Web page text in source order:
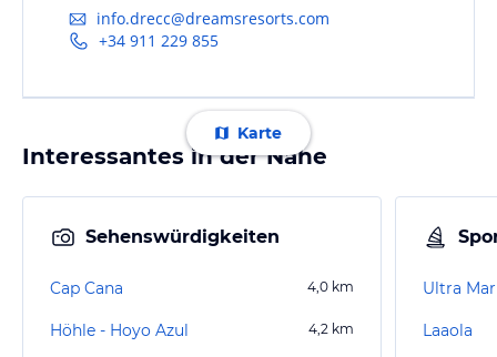
info.drecc@dreamsresorts.com
+34 911 229 855
Karte
Interessantes in der Nähe
Sehenswürdigkeiten
Cap Cana 4,0 km
Höhle - Hoyo Azul 4,2 km
Ultra
Laaola